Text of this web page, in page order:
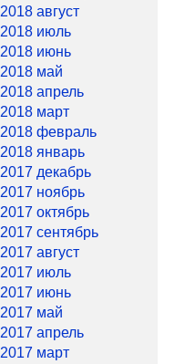
2018 август
2018 июль
2018 июнь
2018 май
2018 апрель
2018 март
2018 февраль
2018 январь
2017 декабрь
2017 ноябрь
2017 октябрь
2017 сентябрь
2017 август
2017 июль
2017 июнь
2017 май
2017 апрель
2017 март